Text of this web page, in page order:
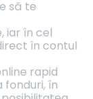
să te
iar în cel
în contul
rapid
fonduri, în